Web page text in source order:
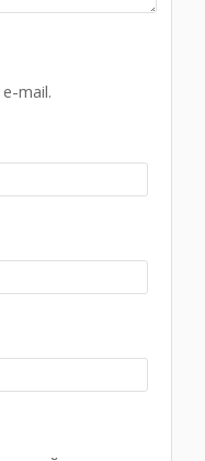
mail.